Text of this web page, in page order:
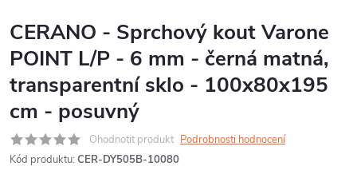
CERANO - Sprchový kout Varone
POINT L/P - 6 mm - černá matná,
transparentní sklo - 100x80x195
cm - posuvný
Ohodnotit produkt Podrobnosti hodnocení
Kód produktu: CER-DY505B-10080